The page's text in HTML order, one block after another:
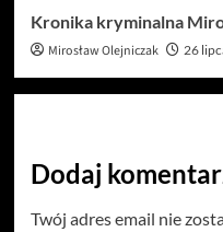
Kronika kryminalna
Mirosław Olejniczak 26
Dodaj
Twój adres email nie